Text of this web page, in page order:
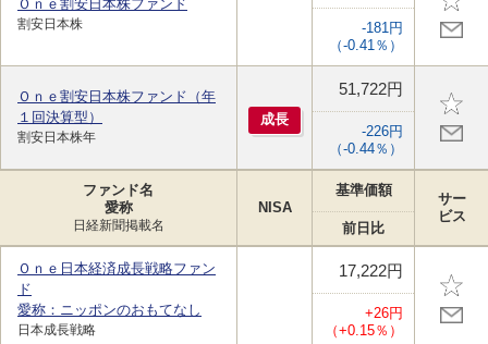
Ｏｎｅ割安日本株ファンド
割安日本株
-181円
（-0.41％）
Ｏｎｅ割安日本株ファンド（年
１回決算型）
割安日本株年
成長
51,722円
-226円
（-0.44％）
ファンド名
愛称
日経新聞掲載名
NISA
基準価額
サー
ビス
前日比
Ｏｎｅ日本経済成長戦略ファン
ド
愛称：ニッポンのおもてなし
日本成長戦略
17,222円
+26円
（+0.15％）